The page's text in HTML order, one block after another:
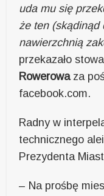
uda mu się
że ten (skądinąd
nawierzchnią
przekazało
Rowerowaza
facebook.com.
Radny w
technicznego
Prezydenta
– Na prośbę